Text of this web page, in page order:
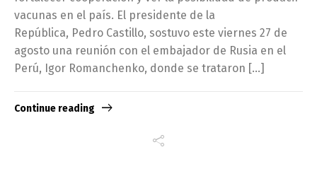
vacunas en el país. El presidente de la
República, Pedro Castillo, sostuvo este viernes 27 de
agosto una reunión con el embajador de Rusia en el
Perú, Igor Romanchenko, donde se trataron […]
Continue reading